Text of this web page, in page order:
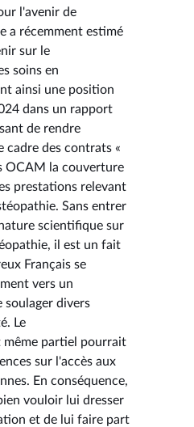
l'avenir de
a récemment estimé
sur le
soins en
ainsi une position
dans un rapport
de rendre
cadre des contrats «
OCAM la couverture
prestations relevant
Sans entrer
scientifique sur
il est un fait
Français se
vers un
soulager divers
Le
même partiel pourrait
sur l'accès aux
En conséquence,
vouloir lui dresser
et de lui faire part